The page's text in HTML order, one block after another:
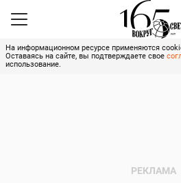
На информационном ресурсе применяются
Оставаясь на сайте, вы подтверждаете свое
использование.